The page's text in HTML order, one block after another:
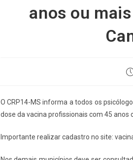
anos ou
O CRP14-MS informa a todos os
dose da vacina profissionais com 45
Importante realizar cadastro no